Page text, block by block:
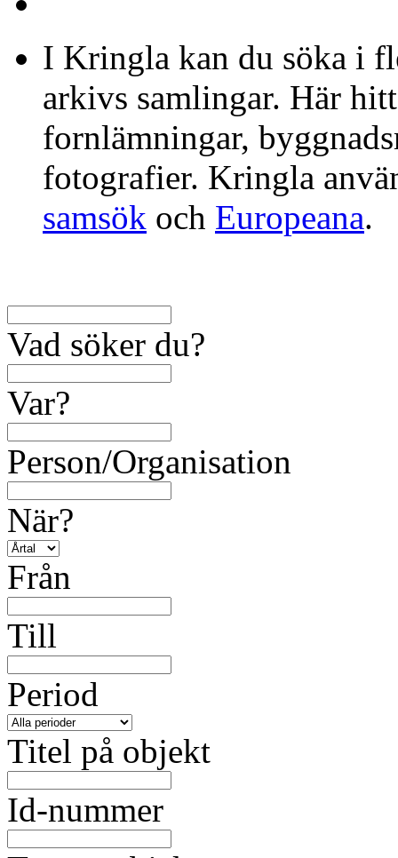
I Kringla kan du söka i
arkivs samlingar. Här
fornlämningar,
fotografier. Kringla
samsök och Europeana.
Vad söker du?
Var?
Person/Organisation
När?
Från
Till
Period
Titel på objekt
Id-nummer